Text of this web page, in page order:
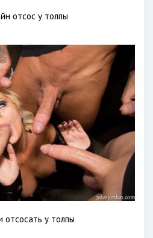
отсос у толпы
отсосать у толпы